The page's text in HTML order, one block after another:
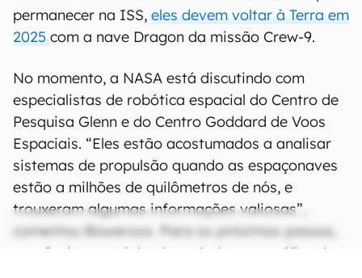
permanecer na ISS, eles devem voltar à Terra em
2025 com a nave Dragon da missão Crew-9.
No momento, a NASA está discutindo com
especialistas de robótica espacial do Centro de
Pesquisa Glenn e do Centro Goddard de Voos
Espaciais. “Eles estão acostumados a analisar
sistemas de propulsão quando as espaçonaves
estão a milhões de quilômetros de nós, e
trouxeram algumas informações valiosas”,
comentou Bowersox. Para os próximos passos,
a agência espacial vai conduzir uma análise de